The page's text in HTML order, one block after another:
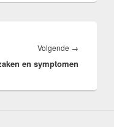
Volgende →
en symptomen